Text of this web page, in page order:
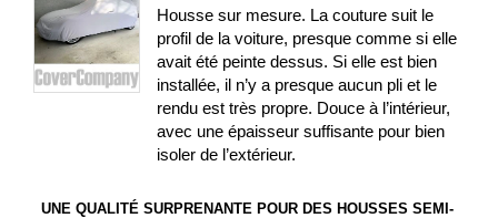
Housse sur mesure. La couture suit le
profil de la voiture, presque comme si elle
avait été peinte dessus. Si elle est bien
installée, il n’y a presque aucun pli et le
rendu est très propre. Douce à l’intérieur,
avec une épaisseur suffisante pour bien
isoler de l’extérieur.
UNE QUALITÉ SURPRENANTE POUR DES HOUSSES SEMI-